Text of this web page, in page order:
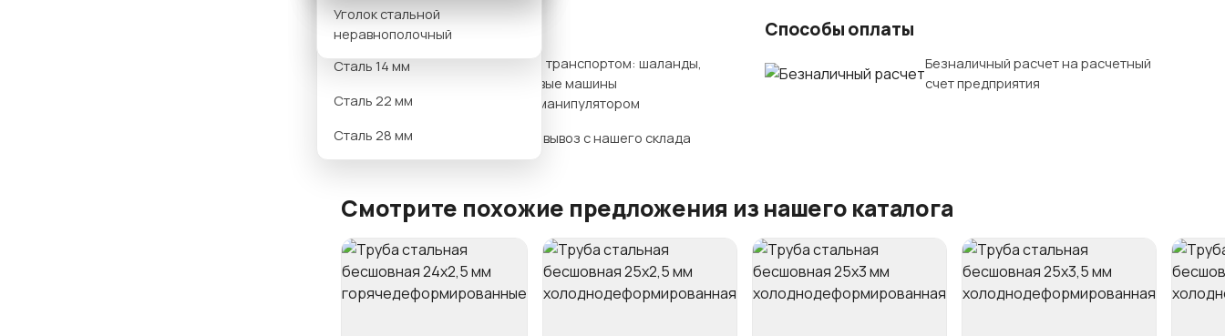
Сталь 12 мм
Сталь 14 мм
Сталь 22 мм
Сталь 28 мм
Уголок стальной
неравнополочный
Варианты доставки
Нашим транспортом: шаланды,
бортовые машины
гидроманипулятором
Самовывоз с нашего склада
Способы оплаты
Безналичный расчет на расчетный
счет предприятия
Смотрите похожие предложения из нашего каталога